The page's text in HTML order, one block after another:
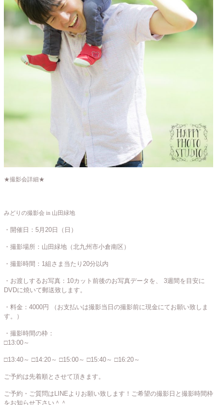
★撮影会詳細★
みどりの撮影会 in 山田緑地
・開催日：5月20日（日）
・撮影場所：山田緑地（北九州市小倉南区）
・撮影時間：1組さま当たり20分以内
・お渡しするお写真：10カット前後のお写真データを、 3週間を目安に
DVDに焼いて郵送致します。
・料金：4000円 （お支払いは撮影当日の撮影前に現金にてお願い致しま
す。）
・撮影時間の枠：
□13:00～
□13:40～ □14:20～ □15:00～ □15:40～ □16:20～
ご予約は先着順とさせて頂きます。
ご予約・ご質問はLINEよりお願い致します！ご希望の撮影日と撮影時間枠
をお知らせ下さい＾＾